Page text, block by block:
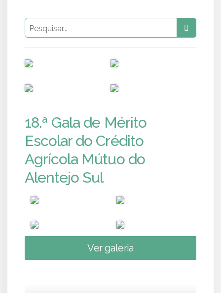
18.ª Gala de Mérito
Escolar do Crédito
Agrícola Mútuo do
Alentejo Sul
Ver galeria